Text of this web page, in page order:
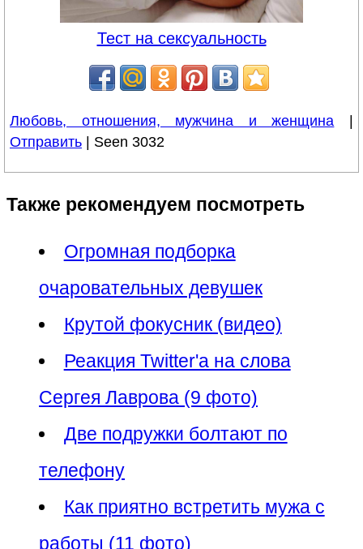
Тест на сексуальность
Любовь, отношения, мужчина и женщина
Отправить | Seen 3032
Также рекомендуем посмотреть
Огромная подборка
очаровательных девушек
Крутой фокусник (видео)
Реакция Twitter'a на слова
Сергея Лаврова (9 фото)
Две подружки болтают по
телефону
Как приятно встретить мужа с
работы (11 фото)